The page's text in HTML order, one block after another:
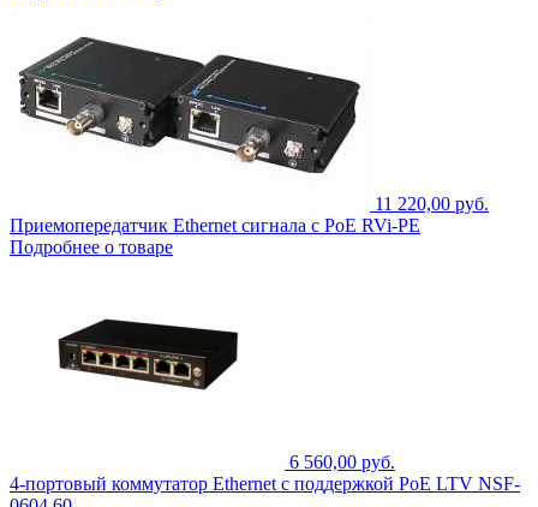
11 220,00 руб.
Приемопередатчик Ethernet сигнала с PoE RVi-PE
Подробнее о товаре
6 560,00 руб.
4-портовый коммутатор Ethernet с поддержкой PoE LTV NSF-